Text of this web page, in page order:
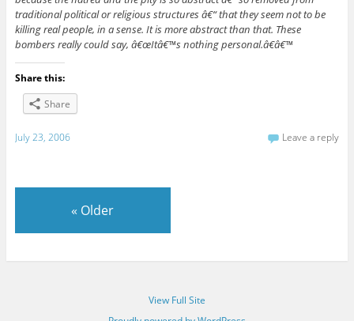
traditional political or religious structures â€“ that they seem not to be
killing real people, in a sense. It is more abstract than that. These
bombers really could say, â€œItâ€™s nothing personal.â€â€™
Share this:
Share
July 23, 2006 Leave a reply
« Older
View Full Site